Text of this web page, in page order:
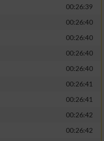
00:26:39
00:26:40
00:26:40
00:26:40
00:26:40
00:26:41
00:26:41
00:26:42
00:26:42